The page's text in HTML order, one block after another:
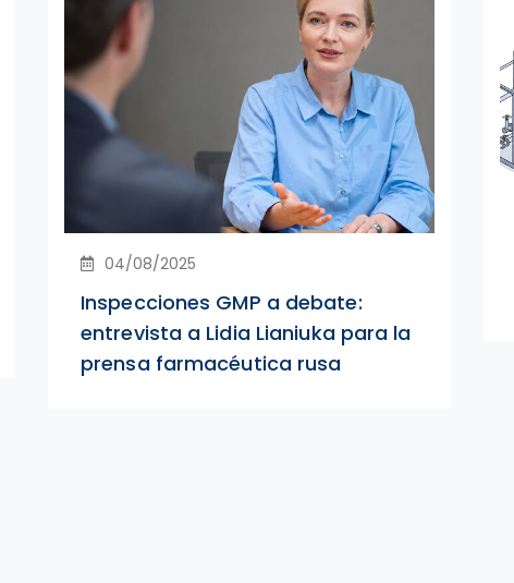
04/08/2025
Inspecciones GMP a debate:
entrevista a Lidia Lianiuka para la
prensa farmacéutica rusa